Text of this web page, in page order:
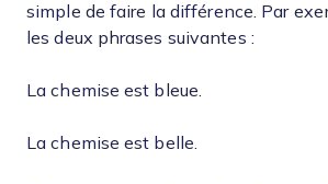
simple de faire la différence. Par
les deux phrases suivantes :
La chemise est bleue.
La chemise est belle.